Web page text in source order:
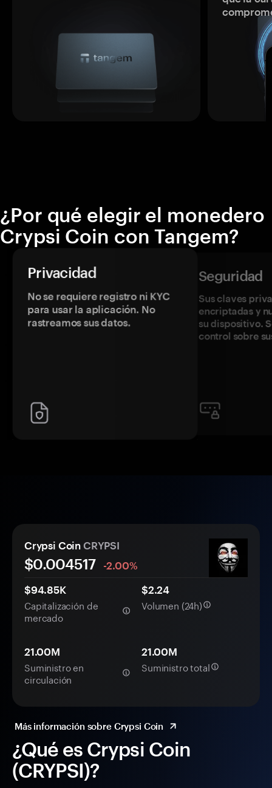
¿Por qué elegir el monedero
Crypsi Coin con Tangem?
Privacidad
No se requiere registro ni KYC
para usar la aplicación. No
rastreamos sus datos.
Seguridad
Sus claves
encriptadas y
su dispositivo.
control sobre
¿Qué es Crypsi Coin
(CRYPSI)?
Crypsi Coin CRYPSI
$0.004517
-2.00%
$94.85K
Capitalización de
mercado
$2.24
Volumen (24h)
21.00M
Suministro en
circulación
21.00M
Suministro total
Más información sobre Crypsi Coin